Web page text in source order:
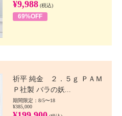
¥9,988 (税込)
69%OFF
祈平 純金 ２．５ｇ ＰＡＭ
Ｐ社製 バラの妖...
期間限定：8/5〜18
¥385,000